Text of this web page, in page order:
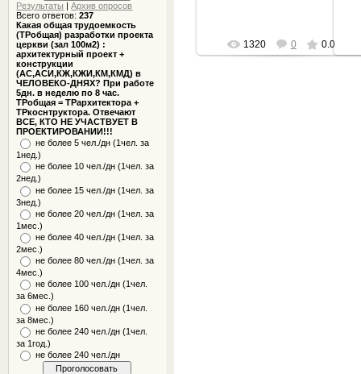
Результаты |Архив опросов
Всего ответов:237
Какая общая трудоемкость
(ТРобщая) разработки проекта
церкви (зал 100м2) :
архитектурный проект +
конструкции
(АС,АСИ,КЖ,КЖИ,КМ,КМД) в
ЧЕЛОВЕКО-ДНЯХ? При работе
5дн. в неделю по 8 час.
ТРобщая = ТРархитектора +
ТРкоснтруктора. Отвечают
ВСЕ, КТО НЕ УЧАСТВУЕТ В
ПРОЕКТИРОВАНИИ!!!
не более 5 чел./дн (1чел. за
1нед.)
не более 10 чел./дн (1чел. за
2нед.)
не более 15 чел./дн (1чел. за
3нед.)
не более 20 чел./дн (1чел. за
1мес.)
не более 40 чел./дн (1чел. за
2мес.)
не более 80 чел./дн (1чел. за
4мес.)
не более 100 чел./дн (1чел.
за 6мес.)
не более 160 чел./дн (1чел.
за 8мес.)
не более 240 чел./дн (1чел.
за 1год.)
не более 240 чел./дн
1320 0 0.0